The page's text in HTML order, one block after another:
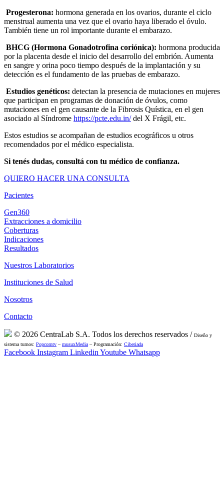
Progesterona: hormona generada en los ovarios, durante el ciclo
menstrual aumenta una vez que el ovario haya liberado el óvulo.
También tiene un rol importante durante el embarazo.
BHCG (Hormona Gonadotrofina coriónica): hormona producida
por la placenta desde el inicio del desarrollo del embrión. Aumenta
en sangre y orina poco tiempo después de la implantación y su
detección es el fundamento de las pruebas de embarazo.
Estudios genéticos: detectan la presencia de mutaciones en mujeres
que participan en programas de donación de óvulos, como
mutaciones en el gen causante de la Fibrosis Quística, en el gen
asociado al Síndrome https://pcte.edu.in/del X Frágil, etc.
Estos estudios se acompañan de estudios ecográficos u otros
recomendados por el médico especialista.
Si tenés dudas, consultá con tu médico de confianza.
QUIERO HACER UNA CONSULTA
Pacientes
Gen360
Extracciones a domicilio
Coberturas
Indicaciones
Resultados
Nuestros Laboratorios
Instituciones de Salud
Nosotros
Contacto
© 2026 CentraLab S.A. Todos los derechos reservados / Diseño y
sistema turnos: Popcorntv – musuxMedia – Programación: Ciberiada
Facebook Instagram Linkedin Youtube Whatsapp